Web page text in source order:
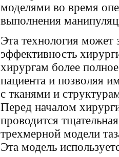
моделями во время
выполнения
Эта технология может
эффективность
хирургам более
пациента и позволяя
с тканями и
Перед началом
проводится
трехмерной модели
Эта модель